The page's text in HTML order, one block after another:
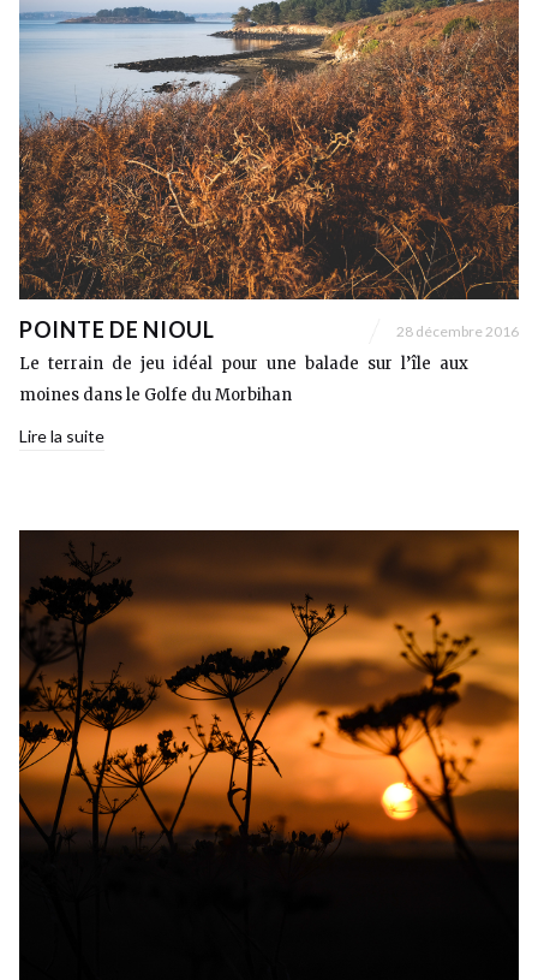
POINTE DE NIOUL 28 décembre 2016
Le terrain de jeu idéal pour une balade sur l’île aux
moines dans le Golfe du Morbihan
Lire la suite